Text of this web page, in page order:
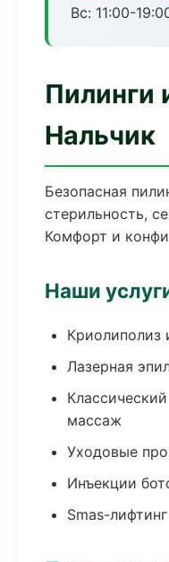
Вс: 11:00-
Пилинги
Нальчик
Безопасная
стерильность,
Комфорт и
Наши
Криолиполиз
Лазерная
массаж
Уходовые
Инъекции
Smas-